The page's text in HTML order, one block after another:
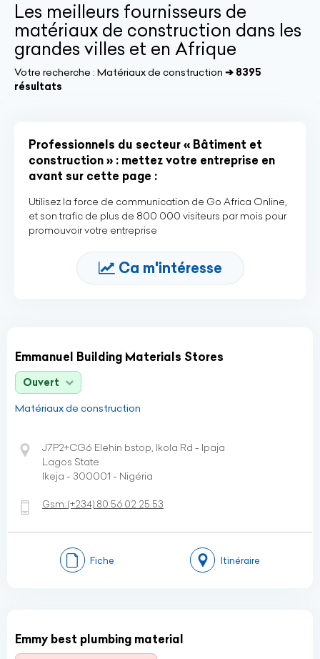
Les meilleurs fournisseurs de
matériaux de construction dans les
grandes villes et en Afrique
Votre recherche : Matériaux de construction ➔ 8395
résultats
Professionnels du secteur « Bâtiment et
construction » : mettez votre entreprise en
avant sur cette page :
Utilisez la force de communication de Go Africa Online,
et son trafic de plus de 800 000 visiteurs par mois pour
promouvoir votre entreprise
Ca m'intéresse
Emmanuel Building Materials Stores
Ouvert
Matériaux de construction
J7P2+CG6 Elehin bstop, Ikola Rd - Ipaja
Lagos State
Ikeja - 300001 - Nigéria
Gsm:(+234) 80 56 02 25 53
Fiche Itinéraire
Emmy best plumbing material